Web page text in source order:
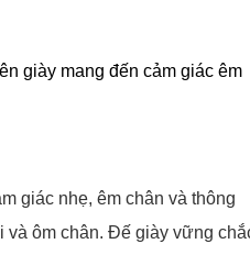
giày mang đến cảm giác êm
giác nhẹ, êm chân và thông
và ôm chân. Đế giày vững